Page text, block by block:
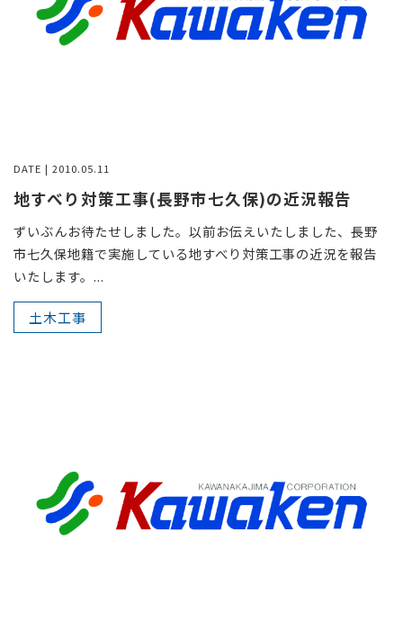
DATE | 2010.05.11
地すべり対策工事(長野市七久保)の近況報告
ずいぶんお待たせしました。以前お伝えいたしました、長野
市七久保地籍で実施している地すべり対策工事の近況を報告
いたします。...
土木工事